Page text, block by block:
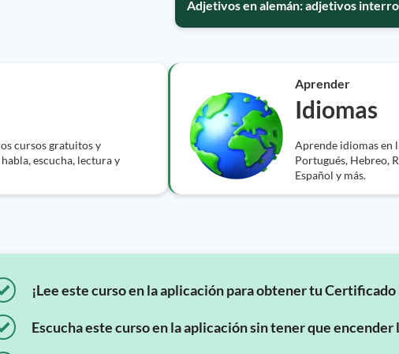
Adjetivos en alemán: adjetivos
cursos gratuitos y
escucha, lectura y
Aprender
Idiomas
Aprende idiomas en
Portugués, Hebreo,
Español y más.
¡Lee este curso en la aplicación para obtener tu
Escucha este curso en la aplicación sin tener que